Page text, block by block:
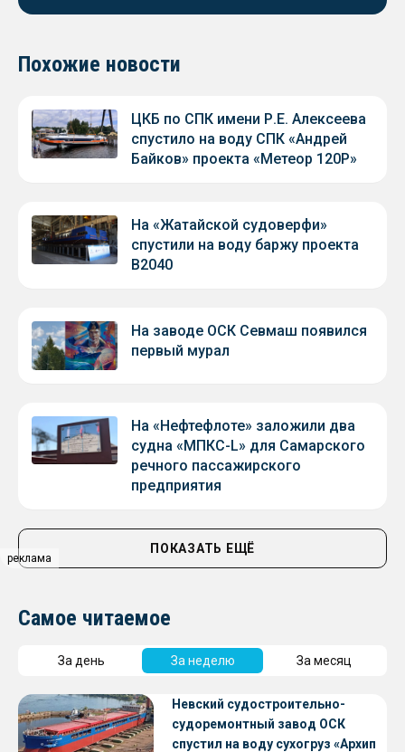
реклама
Похожие новости
ЦКБ по СПК имени Р.Е. Алексеева
спустило на воду СПК «Андрей
Байков» проекта «Метеор 120Р»
На «Жатайской судоверфи»
спустили на воду баржу проекта
В2040
На заводе ОСК Севмаш появился
первый мурал
На «Нефтефлоте» заложили два
судна «МПКС-L» для Самарского
речного пассажирского
предприятия
ПОКАЗАТЬ ЕЩЁ
Самое читаемое
За день За неделю За месяц
Невский судостроительно-
судоремонтный завод ОСК
спустил на воду сухогруз «Архип